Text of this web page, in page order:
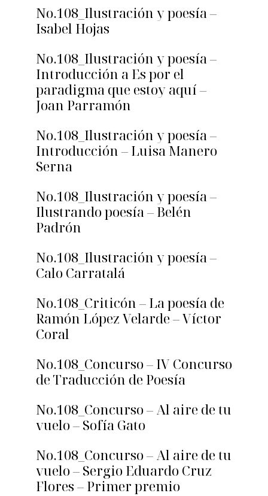
No.108_Ilustración y poesía –
Isabel Hojas
No.108_Ilustración y poesía –
Introducción a Es por el
paradigma que estoy aquí –
Joan Parramón
No.108_Ilustración y poesía –
Introducción – Luisa Manero
Serna
No.108_Ilustración y poesía –
Ilustrando poesía – Belén
Padrón
No.108_Ilustración y poesía –
Calo Carratalá
No.108_Criticón – La poesía de
Ramón López Velarde – Víctor
Coral
No.108_Concurso – IV Concurso
de Traducción de Poesía
No.108_Concurso – Al aire de tu
vuelo – Sofía Gato
No.108_Concurso – Al aire de tu
vuelo – Sergio Eduardo Cruz
Flores – Primer premio